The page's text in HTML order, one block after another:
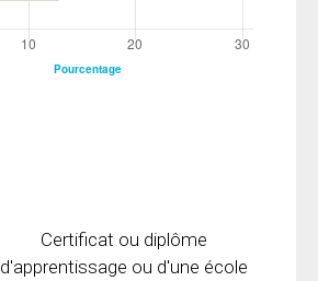
Certificat ou diplôme
d'apprentissage ou d'une école